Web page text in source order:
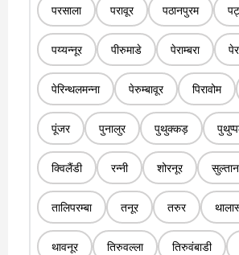
परसाला परावूर पठानपुरम
पय्यन्नूर पीरुमाडे पेराम्बरा
पेरिन्थलमन्ना पेरुम्बावूर पिरावोम
पूंजर पुनालुर पुथुक्कड़
क्विलैंडी रन्नी शोरनूर
तालिपरम्बा तनूर तरुर
थावनूर तिरुवल्ला तिरुवंबाडी